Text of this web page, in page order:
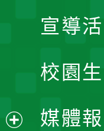
宣導
校園
媒體